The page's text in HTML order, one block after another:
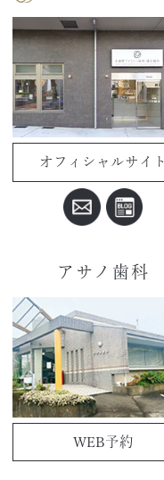
オフィシャルサイト
アサノ歯科
WEB予約